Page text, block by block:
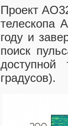
Проект
телескопа
году и
поиск
градусов).